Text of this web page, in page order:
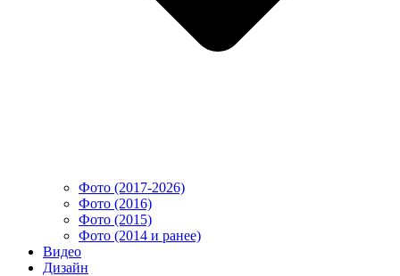
Фото (2017-2026)
Фото (2016)
Фото (2015)
Фото (2014 и ранее)
Видео
Дизайн